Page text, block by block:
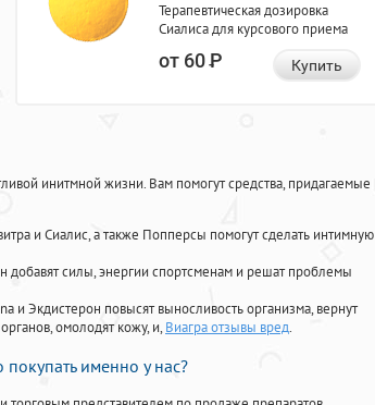
Терапевтическая дозировка
Сиалиса для курсового приема
от 60Р Купить
инитмной жизни. Вам помогут средства, придагаемые
и Сиалис, а также Попперсы помогут сделать интимную
добавят силы, энергии спортсменам и решат проблемы
и Экдистерон повысят выносливость организма, вернут
омолодят кожу, и, Виагра отзывы вред.
именно у нас?